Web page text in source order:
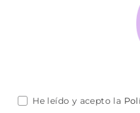
He leído y acepto la